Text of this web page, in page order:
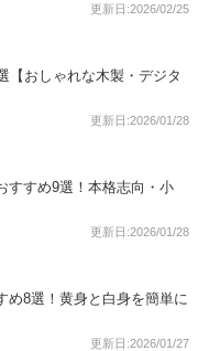
更新日:2026/02/25
【おしゃれな木製・デジタ
更新日:2026/01/28
すすめ9選！本格志向・小
更新日:2026/01/28
め8選！黄身と白身を簡単に
更新日:2026/01/27